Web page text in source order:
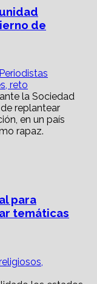
de
reto
para
temáticas